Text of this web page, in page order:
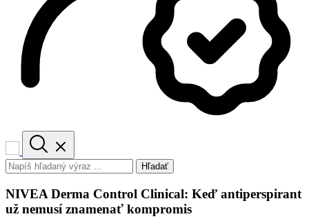
Hľadať
NIVEA Derma Control Clinical: Keď antiperspirant
už nemusí znamenať kompromis